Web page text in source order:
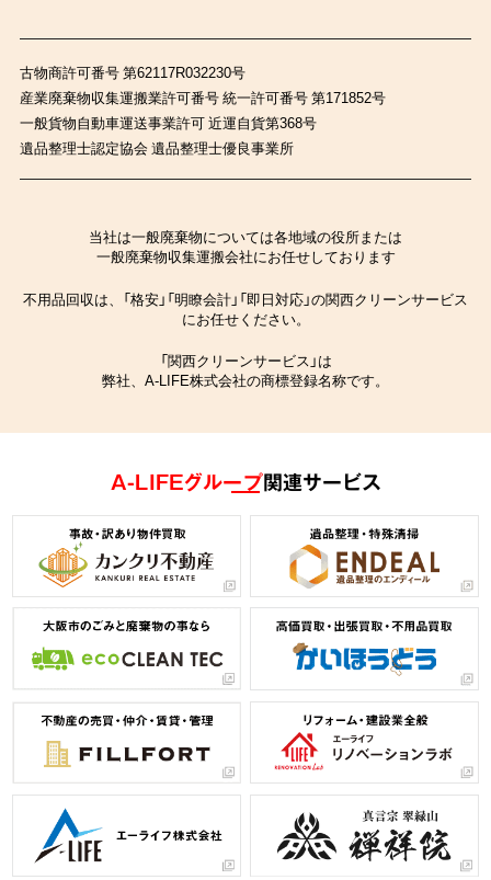
古物商許可番号 第62117R032230号
産業廃棄物収集運搬業許可番号 統一許可番号 第171852号
一般貨物自動車運送事業許可 近運自貨第368号
遺品整理士認定協会 遺品整理士優良事業所
当社は一般廃棄物については各地域の役所または
一般廃棄物収集運搬会社にお任せしております
不用品回収は、「格安」「明瞭会計」「即日対応」の関西クリーンサービス
にお任せください。
「関西クリーンサービス」は
弊社、A-LIFE株式会社の商標登録名称です。
A-LIFEグループ関連サービス